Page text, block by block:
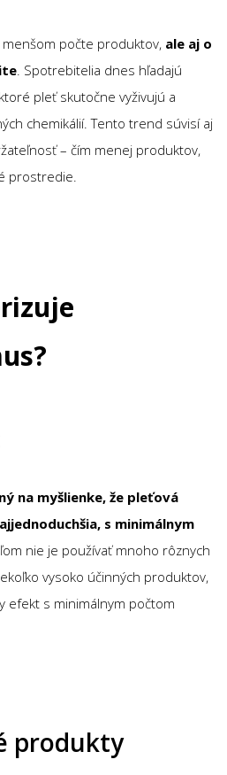
počte produktov, ale aj o
. Spotrebitelia dnes hľadajú
pleť skutočne vyživujú a
chemikálií. Tento trend súvisí aj
– čím menej produktov,
prostredie.
na myšlienke, že pleťová
s minimálnym
nie je používať mnoho rôznych
vysoko účinných produktov,
efekt s minimálnym počtom
produkty